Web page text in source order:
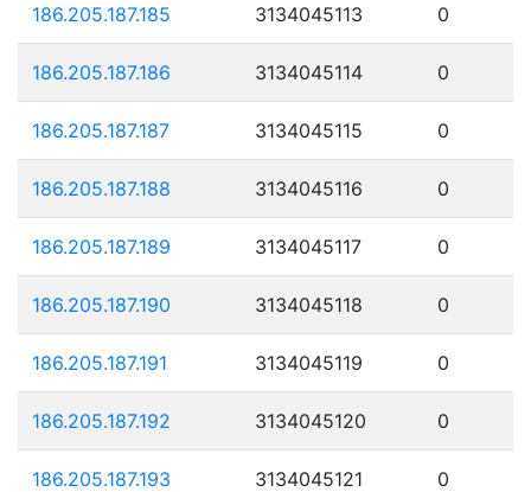
186.205.187.185 3134045113 0
186.205.187.186 3134045114 0
186.205.187.187 3134045115 0
186.205.187.188 3134045116 0
186.205.187.189 3134045117 0
186.205.187.190 3134045118 0
186.205.187.191 3134045119 0
186.205.187.192 3134045120 0
186.205.187.193 3134045121 0